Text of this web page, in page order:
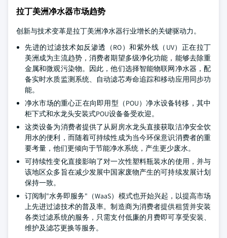
拉丁美洲净水器市场趋势
创新与技术变革是拉丁美洲净水器行业增长的关键驱动力。
先进的过滤技术如反渗透（RO）和紫外线（UV）正在拉丁
美洲成为主流趋势，消费者期望多级净化功能，能够去除重
金属和微观污染物。因此，他们选择智能物联网净水器，配
备实时水质监测系统、自动滤芯寿命追踪和移动应用同步功
能。
净水市场的重心正在向即用型（POU）净水设备转移，其中
柜下式和水龙头安装式POU设备备受欢迎。
这类设备为消费者提供了从厨房水龙头直接获取洁净安全饮
用水的便利，而随着可持续性成为当今环保意识消费者的重
要考量，他们更倾向于节能净水系统，产生更少废水。
可持续性变化直接影响了对一次性塑料瓶装水的使用，并与
该地区众多旨在减少发展中国家废物产生的可持续发展计划
保持一致。
订阅制"水务即服务"（WaaS）模式也开始兴起，以提高市场
上先进过滤技术的普及率。制造商为消费者提供租赁并安装
各类过滤系统的服务，只需支付低廉的月费即可享受安装、
维护及滤芯更换等服务。